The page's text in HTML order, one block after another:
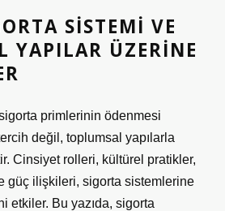
SISTEMI VE
YAPILAR ÜZERINE
primlerinin ödenmesi
değil, toplumsal yapılarla
Cinsiyet rolleri, kültürel pratikler,
güç ilişkileri, sigorta sistemlerine
etkiler. Bu yazıda, sigorta